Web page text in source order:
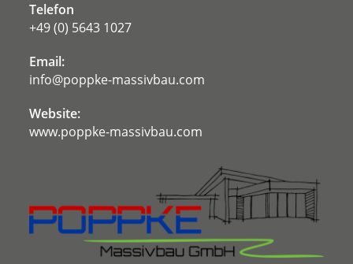
Telefon
+49 (0) 5643 1027
Email:
info@poppke-massivbau.com
Website:
www.poppke-massivbau.com